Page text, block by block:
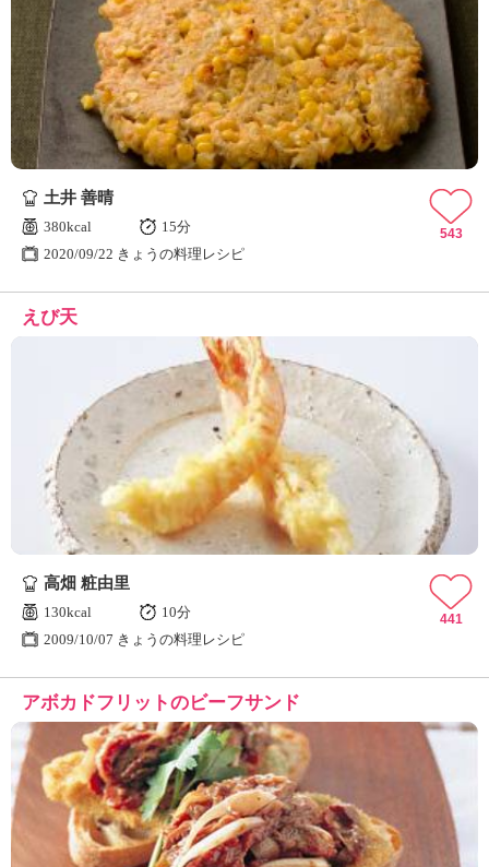
土井 善晴
380kcal
15分
2020/09/22 きょうの料理レシピ
543
えび天
高畑 粧由里
130kcal
10分
2009/10/07 きょうの料理レシピ
441
アボカドフリットのビーフサンド